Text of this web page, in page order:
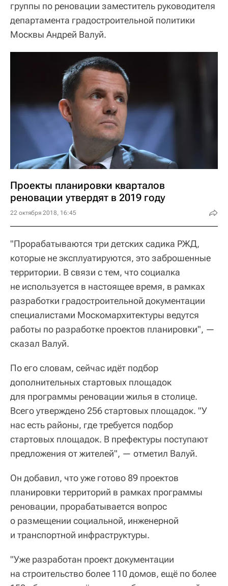
группы по реновации заместитель руководителя
департамента градостроительной политики
Москвы Андрей Валуй.
Проекты планировки кварталов
реновации утвердят в 2019 году
22 октября 2018, 16:45
"Прорабатываются три детских садика РЖД,
которые не эксплуатируются, это заброшенные
территории. В связи с тем, что социалка
не используется в настоящее время, в рамках
разработки градостроительной документации
специалистами Москомархитектуры ведутся
работы по разработке проектов планировки", —
сказал Валуй.
По его словам, сейчас идёт подбор
дополнительных стартовых площадок
для программы реновации жилья в столице.
Всего утверждено 256 стартовых площадок. "У
нас есть районы, где требуется подбор
стартовых площадок. В префектуры поступают
предложения от жителей", — отметил Валуй.
Он добавил, что уже готово 89 проектов
планировки территорий в рамках программы
реновации, прорабатывается вопрос
о размещении социальной, инженерной
и транспортной инфраструктуры.
"Уже разработан проект документации
на строительство более 110 домов, ещё по более